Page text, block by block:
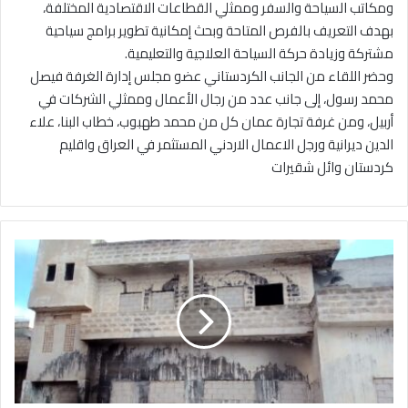
ومكاتب السياحة والسفر وممثلي القطاعات الاقتصادية المختلفة،
بهدف التعريف بالفرص المتاحة وبحث إمكانية تطوير برامج سياحية
مشتركة وزيادة حركة السياحة العلاجية والتعليمية.
وحضر اللقاء من الجانب الكردستاني عضو مجلس إدارة الغرفة فيصل
محمد رسول، إلى جانب عدد من رجال الأعمال وممثلي الشركات في
أربيل، ومن غرفة تجارة عمان كل من محمد طهبوب، خطاب البنا، علاء
الدين ديرانية ورجل الاعمال الاردني المستثمر في العراق واقليم
كردستان وائل شقيرات
و
ا
ط
ن
و
ف
ي